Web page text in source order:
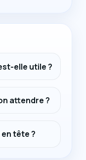
elle utile ?
attendre ?
tête ?